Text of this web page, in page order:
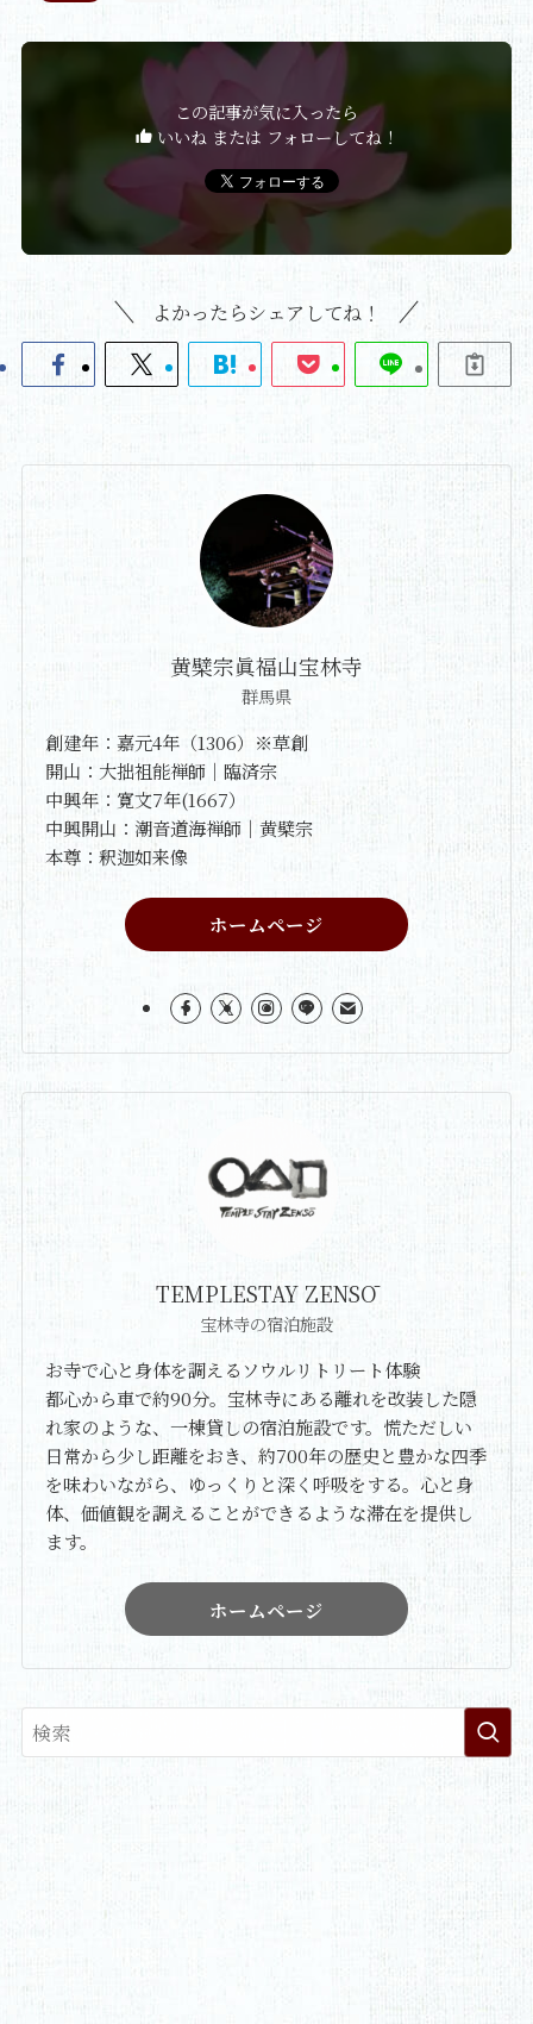
この記事が気に入ったら
いいね または フォローしてね！
よかったらシェアしてね！
黄檗宗眞福山宝林寺
群馬県
創建年：嘉元4年（1306）※草創
開山：大拙祖能禅師｜臨済宗
中興年：寛文7年(1667）
中興開山：潮音道海禅師｜黄檗宗
本尊：釈迦如来像
ホームページ
TEMPLESTAY ZENSŌ
宝林寺の宿泊施設
お寺で心と身体を調えるソウルリトリート体験
都心から車で約90分。宝林寺にある離れを改装した隠
れ家のような、一棟貸しの宿泊施設です。慌ただしい
日常から少し距離をおき、約700年の歴史と豊かな四季
を味わいながら、ゆっくりと深く呼吸をする。心と身
体、価値観を調えることができるような滞在を提供し
ます。
ホームページ